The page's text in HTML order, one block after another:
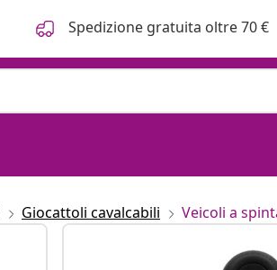
Spedizione gratuita oltre 70 €
Giocattoli cavalcabili Veicoli a